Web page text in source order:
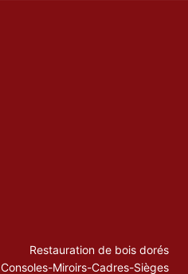
Restauration de bois dorés
Consoles-Miroirs-Cadres-Sièges